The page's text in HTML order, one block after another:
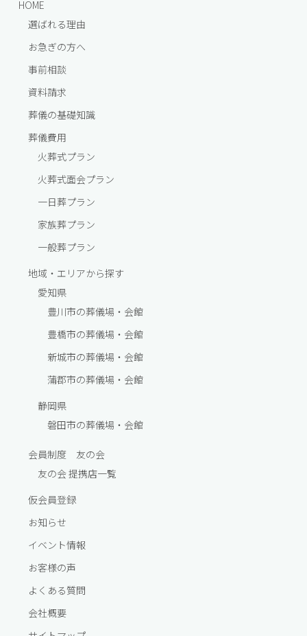
HOME
選ばれる理由
お急ぎの方へ
事前相談
資料請求
葬儀の基礎知識
葬儀費⽤
火葬式プラン
火葬式面会プラン
一⽇葬プラン
家族葬プラン
一般葬プラン
地域・エリアから探す
愛知県
豊川市の葬儀場・会館
豊橋市の葬儀場・会館
新城市の葬儀場・会館
蒲郡市の葬儀場・会館
静岡県
磐田市の葬儀場・会館
会員制度 友の会
友の会 提携店一覧
仮会員登録
お知らせ
イベント情報
お客様の声
よくある質問
会社概要